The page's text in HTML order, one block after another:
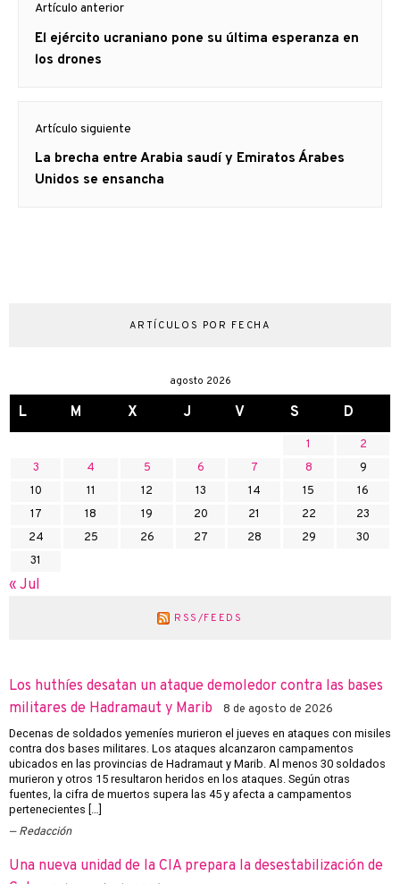
de
entradas
Artículo anterior
Artículo
anterior
El ejército ucraniano pone su última esperanza en
los drones
Artículo siguiente
Artículo
siguiente:
La brecha entre Arabia saudí y Emiratos Árabes
Unidos se ensancha
ARTÍCULOS POR FECHA
agosto 2026
L M X J V S D
1
2
3
4 5 6 7 8
9
10
11 12 13 14 15
16
17
18 19 20 21 22
23
24
25 26 27 28 29
30
31
« Jul
RSS/FEEDS
Los huthíes desatan un ataque demoledor contra las bases
militares de Hadramaut y Marib
8 de agosto de 2026
Decenas de soldados yemeníes murieron el jueves en ataques con misiles
contra dos bases militares. Los ataques alcanzaron campamentos
ubicados en las provincias de Hadramaut y Marib. Al menos 30 soldados
murieron y otros 15 resultaron heridos en los ataques. Según otras
fuentes, la cifra de muertos supera las 45 y afecta a campamentos
pertenecientes […]
Redacción
Una nueva unidad de la CIA prepara la desestabilización de